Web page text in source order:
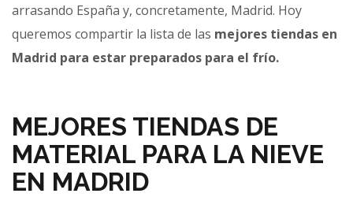
arrasando España y, concretamente, Madrid. Hoy
queremos compartir la lista de las mejores tiendas en
Madrid para estar preparados para el frío.
MEJORES TIENDAS DE
MATERIAL PARA LA NIEVE
EN MADRID